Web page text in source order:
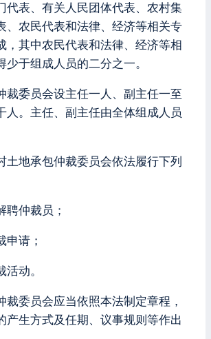
代表、有关人民团体代表、农村集
、农民代表和法律、经济等相关专
，其中农民代表和法律、经济等相
少于组成人员的二分之一。
裁委员会设主任一人、副主任一至
人。主任、副主任由全体组成人员
地承包仲裁委员会依法履行下列
聘仲裁员；
申请；
活动。
裁委员会应当依照本法制定章程，
产生方式及任期、议事规则等作出